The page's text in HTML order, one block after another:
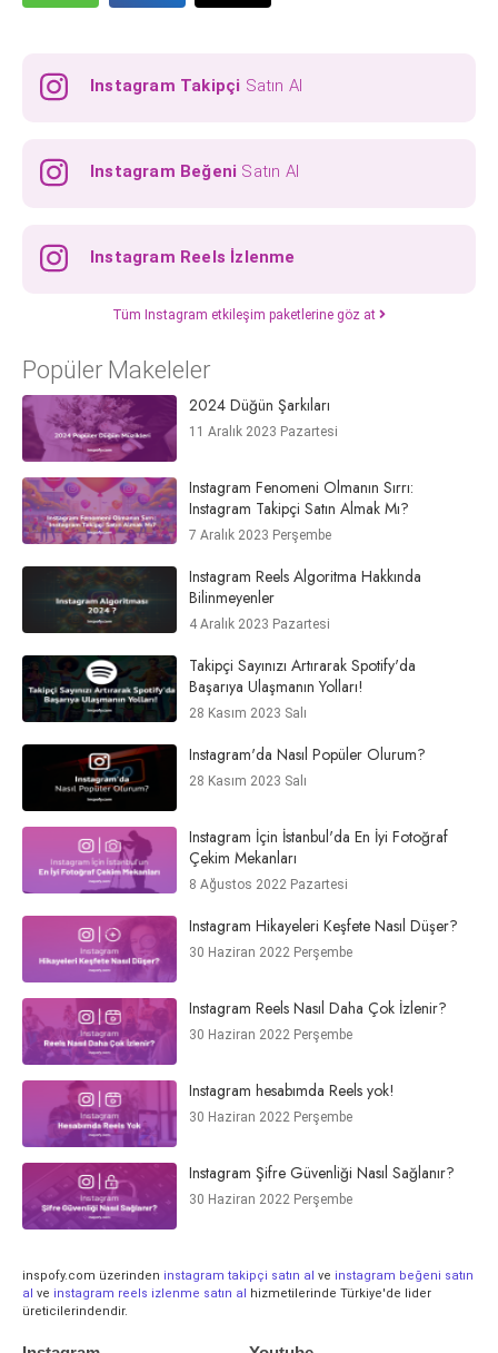
Instagram Takipçi Satın Al
Instagram Beğeni Satın Al
Instagram Reels İzlenme
Tüm Instagram etkileşim paketlerine göz at
Popüler Makeleler
2024 Düğün Şarkıları
11 Aralık 2023 Pazartesi
Instagram Fenomeni Olmanın Sırrı:
Instagram Takipçi Satın Almak Mı?
7 Aralık 2023 Perşembe
Instagram Reels Algoritma Hakkında
Bilinmeyenler
4 Aralık 2023 Pazartesi
Takipçi Sayınızı Artırarak Spotify'da
Başarıya Ulaşmanın Yolları!
28 Kasım 2023 Salı
Instagram'da Nasıl Popüler Olurum?
28 Kasım 2023 Salı
Instagram İçin İstanbul'da En İyi Fotoğraf
Çekim Mekanları
8 Ağustos 2022 Pazartesi
Instagram Hikayeleri Keşfete Nasıl Düşer?
30 Haziran 2022 Perşembe
Instagram Reels Nasıl Daha Çok İzlenir?
30 Haziran 2022 Perşembe
Instagram hesabımda Reels yok!
30 Haziran 2022 Perşembe
Instagram Şifre Güvenliği Nasıl Sağlanır?
30 Haziran 2022 Perşembe
inspofy.com üzerinden instagram takipçi satın al ve instagram beğeni satın
al ve instagram reels izlenme satın al
hizmetilerinde Türkiye'de lider
üreticilerindendir.